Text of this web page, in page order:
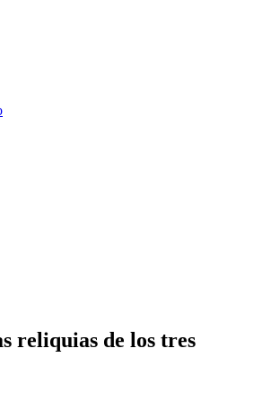
reliquias de los tres